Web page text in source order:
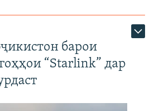
барои
“Starlink” дар